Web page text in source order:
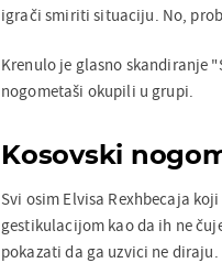
igrači smiriti situaciju. No,
Krenulo je glasno skandiranje
nogometaši okupili u grupi.
Kosovski
Svi osim Elvisa Rexhbecaja
gestikulacijom kao da ih ne
pokazati da ga uzvici ne diraju.